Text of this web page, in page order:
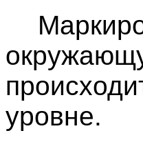
уровне.